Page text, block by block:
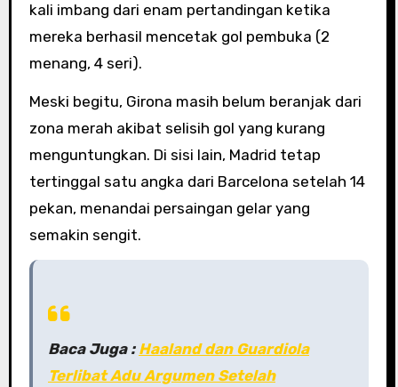
kali imbang dari enam pertandingan ketika
mereka berhasil mencetak gol pembuka (2
menang, 4 seri).
Meski begitu, Girona masih belum beranjak dari
zona merah akibat selisih gol yang kurang
menguntungkan. Di sisi lain, Madrid tetap
tertinggal satu angka dari Barcelona setelah 14
pekan, menandai persaingan gelar yang
semakin sengit.
Baca Juga : Haaland dan Guardiola
Terlibat Adu Argumen Setelah